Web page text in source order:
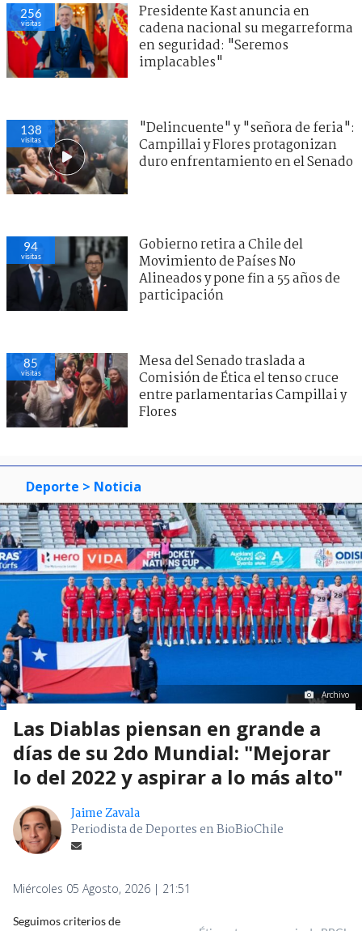
256
visitas
Presidente Kast anuncia en
cadena nacional su megarreforma
en seguridad: "Seremos
implacables"
138
visitas
"Delincuente" y "señora de feria":
Campillai y Flores protagonizan
duro enfrentamiento en el Senado
94
visitas
Gobierno retira a Chile del
Movimiento de Países No
Alineados y pone fin a 55 años de
participación
85
visitas
Mesa del Senado traslada a
Comisión de Ética el tenso cruce
entre parlamentarias Campillai y
Flores
Deporte > Noticia
Archivo
Las Diablas piensan en grande a
días de su 2do Mundial: "Mejorar
lo del 2022 y aspirar a lo más alto"
Jaime Zavala
Periodista de Deportes en BioBioChile
Miércoles 05 Agosto, 2026 | 21:51
Seguimos criterios de